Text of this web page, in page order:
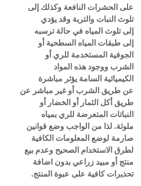
على الحشرات النافعة وكذلك إلى
تلوث النبات والتربة وقد يؤدي
إلى تلوث المياه في حالة ترسبه
إلى طبقات المياه السطحية أو
الجوفية المستخدمة للري أو
الشرب ووجود هذه المواد
الكيميائية السامة يؤثر مباشرة
عن طريق الشرب أو غير مباشر عن
طريق أكل الثمار أو الخضار أو
النباتات المتعرضة للري بمياه
ملوثة. لذا من الواجب وضع قوانين
صارمة لوضع المعلومات الكافية
لطرق الاستخدام الصحيح وعدم بيع
منتج أو مبيد زراعي بدون اضافة
تحذيرات كافية على عبوة المنتج.